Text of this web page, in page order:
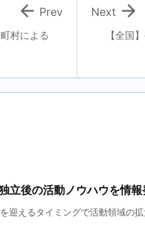
【全国

Next
村による
 Prev
立後の活動ノウハウを情
迎えるタイミングで活動領域の